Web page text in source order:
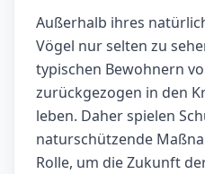
Außerhalb ihres
Vögel nur selten zu
typischen Bewohnern
zurückgezogen in den
leben. Daher spielen
naturschützende
Rolle, um die Zukunft